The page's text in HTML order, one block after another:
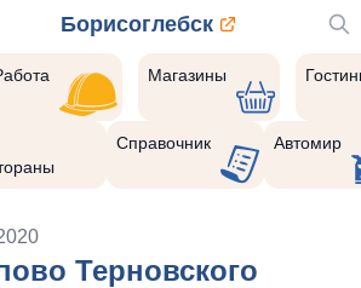
Борисоглебск
Магазины
Справочник Автомир
Терновского